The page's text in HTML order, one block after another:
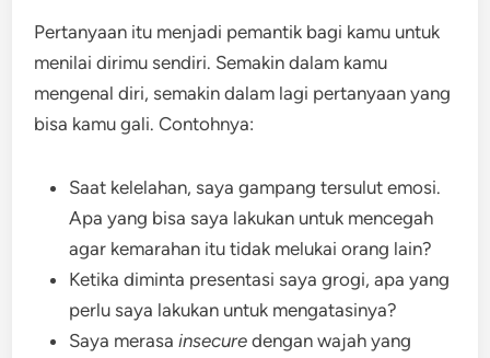
Pertanyaan itu menjadi pemantik bagi kamu untuk
menilai dirimu sendiri. Semakin dalam kamu
mengenal diri, semakin dalam lagi pertanyaan yang
bisa kamu gali. Contohnya:
Saat kelelahan, saya gampang tersulut emosi.
Apa yang bisa saya lakukan untuk mencegah
agar kemarahan itu tidak melukai orang lain?
Ketika diminta presentasi saya grogi, apa yang
perlu saya lakukan untuk mengatasinya?
Saya merasainsecuredengan wajah yang